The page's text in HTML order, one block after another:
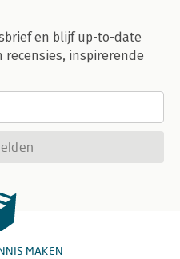
en blijf up-to-date
inspirerende
MAKEN